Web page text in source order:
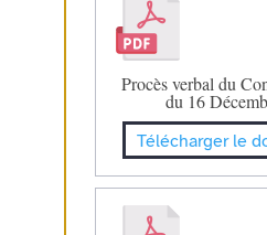
Procès verbal du
du 16
Télécharger le